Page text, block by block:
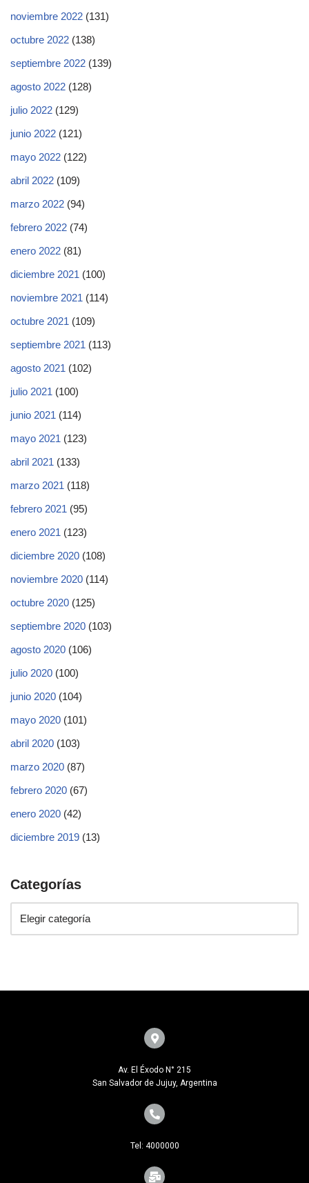
noviembre 2022 (131)
octubre 2022 (138)
septiembre 2022 (139)
agosto 2022 (128)
julio 2022 (129)
junio 2022 (121)
mayo 2022 (122)
abril 2022 (109)
marzo 2022 (94)
febrero 2022 (74)
enero 2022 (81)
diciembre 2021 (100)
noviembre 2021 (114)
octubre 2021 (109)
septiembre 2021 (113)
agosto 2021 (102)
julio 2021 (100)
junio 2021 (114)
mayo 2021 (123)
abril 2021 (133)
marzo 2021 (118)
febrero 2021 (95)
enero 2021 (123)
diciembre 2020 (108)
noviembre 2020 (114)
octubre 2020 (125)
septiembre 2020 (103)
agosto 2020 (106)
julio 2020 (100)
junio 2020 (104)
mayo 2020 (101)
abril 2020 (103)
marzo 2020 (87)
febrero 2020 (67)
enero 2020 (42)
diciembre 2019 (13)
Categorías
Av. El Éxodo N° 215
San Salvador de Jujuy, Argentina
Tel: 4000000